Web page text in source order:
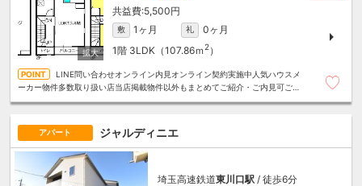
5,500円
敷 1ヶ月 礼
0ヶ月
1階 3LDK（107.86ｍ 2）
LINE問い合わせオンライン内見オンライン契約実施中人気ハウスメ
ーカー物件多数取り扱い店当店掲載物件以外もまとめてご紹介・ご内見可ご予
アパート ジャルディニエ
埼玉高速鉄道東川口駅 / 徒歩6分